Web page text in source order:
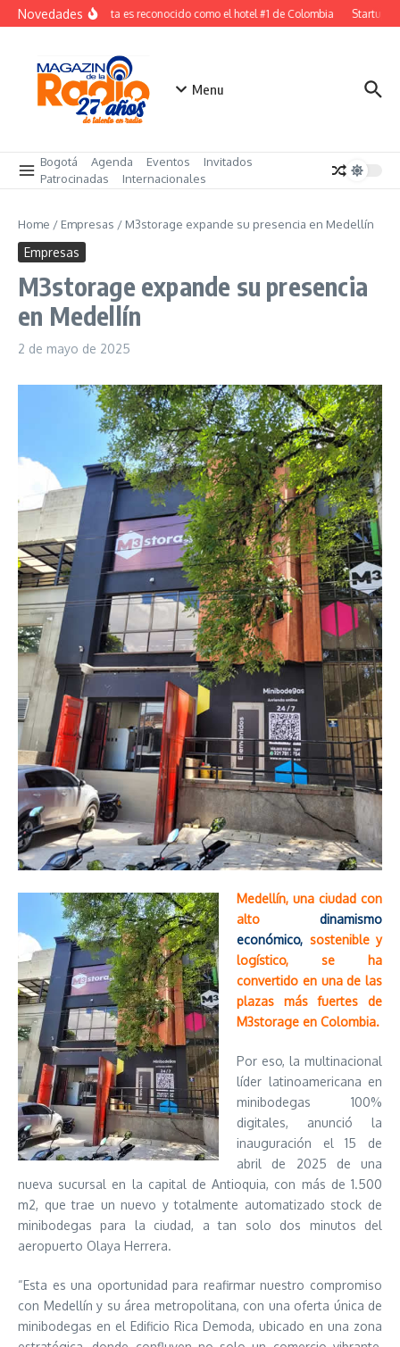
Saltar al contenido
NovedadesW Bogota es reconocido como el hotel #1 de Colombia Startup
Menu
Bogotá Agenda Eventos
Invitados
Patrocinadas
Internacionales
Home / Empresas / M3storage expande su presencia en Medellín
Empresas
M3storage expande su presencia
en Medellín
2 de mayo de 2025
Medellín, una ciudad con
alto dinamismo
económico, sostenible y
logístico, se ha
convertido en una de las
plazas más fuertes de
M3storage en Colombia.
Por eso, la multinacional
líder latinoamericana en
minibodegas 100%
digitales, anunció la
inauguración el 15 de
abril de 2025 de una
nueva sucursal en la capital de Antioquia, con más de 1.500
m2, que trae un nuevo y totalmente automatizado stock de
minibodegas para la ciudad, a tan solo dos minutos del
aeropuerto Olaya Herrera.
“Esta es una oportunidad para reafirmar nuestro compromiso
con Medellín y su área metropolitana, con una oferta única de
minibodegas en el Edificio Rica Demoda, ubicado en una zona